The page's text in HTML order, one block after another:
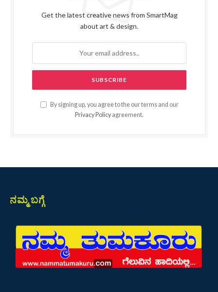
Get the latest creative news from SmartMag
about art & design.
By signing up, you agree to the our terms and our
Privacy Policy agreement.
ನಮ್ಮ ಬಗ್ಗೆ